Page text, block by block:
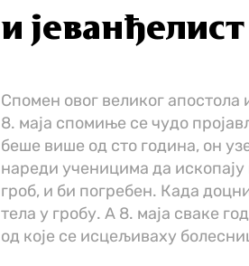
и
Спомен овог великог апостола
8. маја спомиње се чудо
беше више од сто година, он
нареди ученицима да
гроб, и би погребен. Када
тела у гробу. А 8. маја сваке
од које се исцељиваху